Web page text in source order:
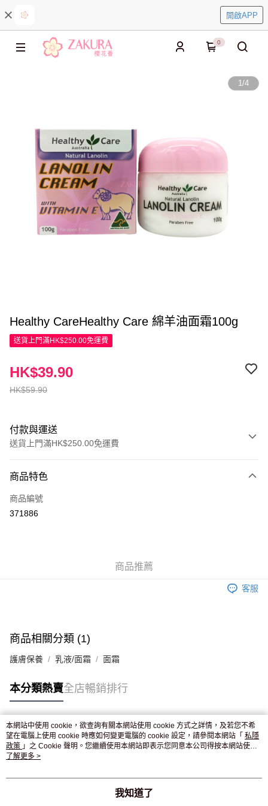
開啟APP
0
1/4
Healthy CareHealthy Care 綿羊油面霜100g
送貨上門滿HK$250.00免運費
HK$59.90
HK$39.90
付款與運送
送貨上門滿HK$250.00免運費
信用卡
Apple Pay
付款後門市自取，訂單確認後2-4個工作天到店，7天內取。逾期後
商品特色
商品編號
371886
商品推薦
客服
商品相關分類 (1)
護膚保養 乳液/面霜 面霜
本分類熱賣全店暢銷排行
熱門標籤
熱銷排行
本網站中使用 cookie，欲查詢有關本網站使用 cookie 方式之詳情，及若您不希
望在電腦上使用 cookie 時應如何變更電腦的 cookie 設定，請參閱本網站「 私隱
政策 」之 Cookie 聲明。您繼續使用本網站即表示您同意本公司得按本網站使用
條款之 Cookie 聲明使用 cookie。
了解更多 >
我知道了